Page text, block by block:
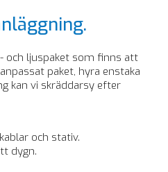
och ljuspaket som finns att
paket, hyra enstaka
kan vi skräddarsy efter
och stativ.
dygn.